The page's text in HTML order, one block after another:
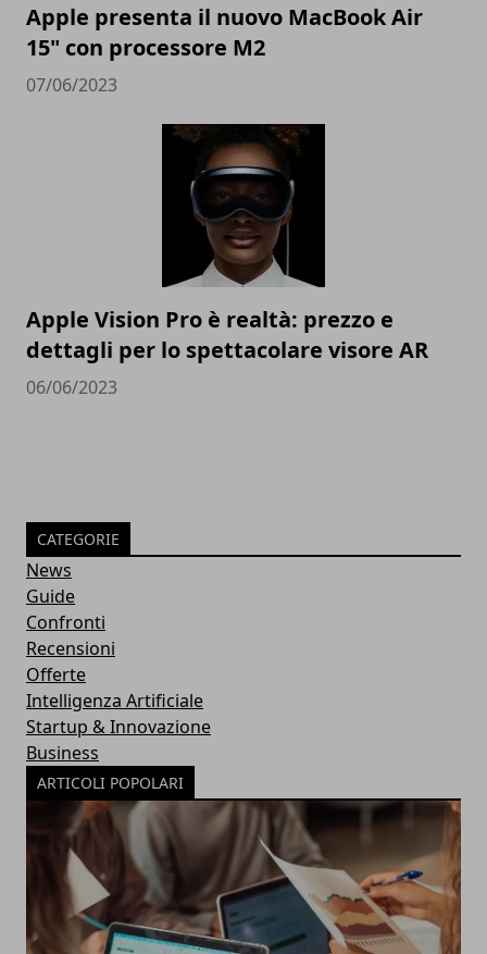
Apple presenta il nuovo MacBook Air
15" con processore M2
07/06/2023
Apple Vision Pro è realtà: prezzo e
dettagli per lo spettacolare visore AR
06/06/2023
CATEGORIE
News
Guide
Confronti
Recensioni
Offerte
Intelligenza Artificiale
Startup & Innovazione
Business
ARTICOLI POPOLARI